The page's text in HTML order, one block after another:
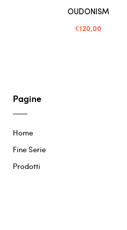
OUDONISM
€120,00
Pagine
Home
Fine Serie
Prodotti